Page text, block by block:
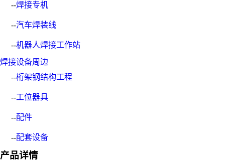
--焊接专机
--汽车焊装线
--机器人焊接工作站
焊接设备周边
--桁架钢结构工程
--工位器具
--配件
--配套设备
产品详情